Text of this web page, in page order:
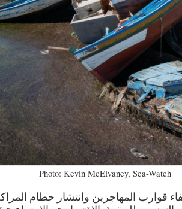
Photo: Kevin McElvaney, Sea-Watch
قوارب المهاجرين وانتشار حطام